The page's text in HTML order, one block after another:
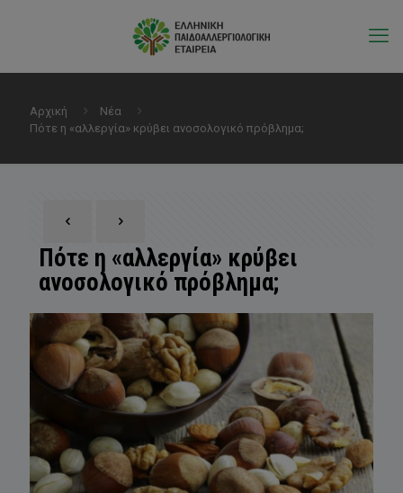
Αρχική
Νέα
Πότε η «αλλεργία» κρύβει ανοσολογικό πρόβλημα;
Πότε η «αλλεργία» κρύβει
ανοσολογικό πρόβλημα;